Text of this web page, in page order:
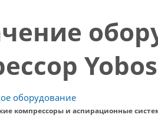
оборудование
компрессоры и аспирационные